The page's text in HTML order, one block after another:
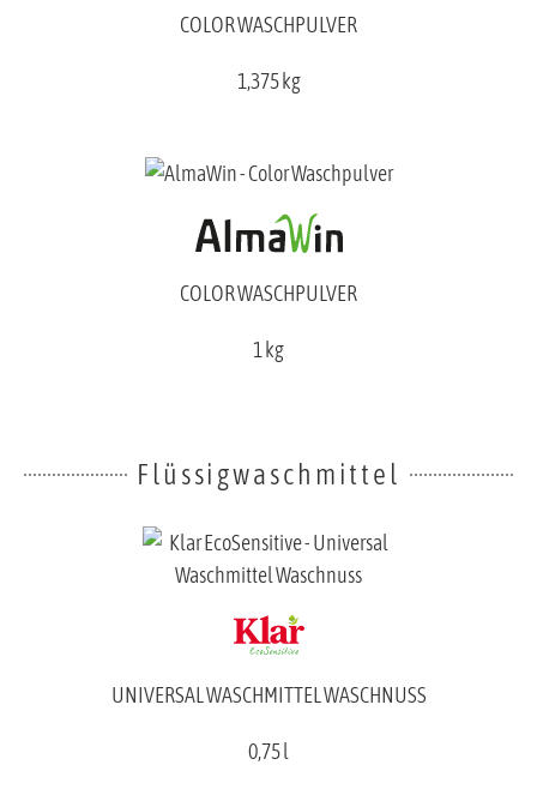
COLOR WASCHPULVER
1,375 kg
COLOR WASCHPULVER
1 kg
Flüssigwaschmittel
UNIVERSAL WASCHMITTEL WASCHNUSS
0,75 l